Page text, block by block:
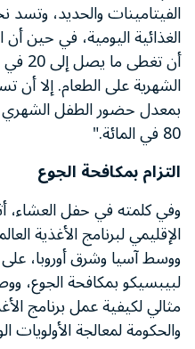
الغذائية اليومية، في حين
أن
الشهرية على الطعام. إلا أن
بمعدل حضور الطفل الشهري
80 في المائة."
التزام بمكافحة الجوع
وفي كلمته في حفل العشاء،
الإقليمي لبرنامج الأغذية
ووسط آسيا وشرق أوروبا، على
لبيبسيكو بمكافحة الجوع،
مثالي لكيفية عمل برنامج
والحكومة لمعالجة الأولويات